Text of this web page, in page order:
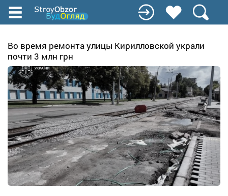
Перейти
содержанию
Во время ремонта улицы Кирилловской украли
почти 3 млн грн